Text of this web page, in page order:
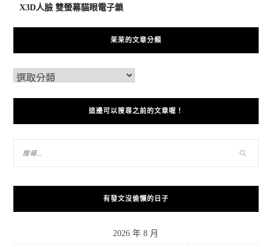
X3D人臉 雙螢幕貓眼電子鎖
茉茉的文章分類
這邊可以搜尋之前的文章喔！
有發文沒偷懶的日子
2026 年 8 月